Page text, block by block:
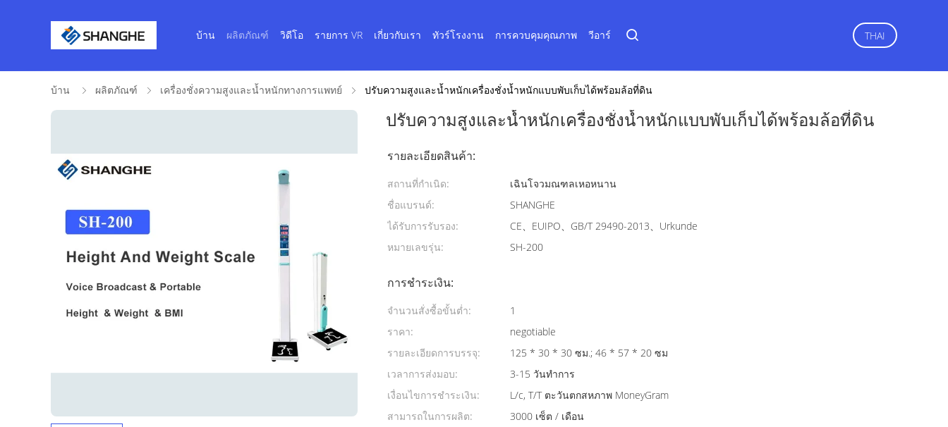
บ้าน ผลิตภัณฑ์ วิดีโอ รายการ VR เกี่ยวกับเรา ทัวร์โรงงาน การควบคุมคุณภาพ วีอาร์ THAI
บ้าน ผลิตภัณฑ์ เครื่องชั่งความสูงและน้ำหนักทางการแพทย์ ปรับความสูงและน้ำหนักเครื่องชั่งน้ำหนักแบบพับเก็บได้พร้อมล้อที่ดิน
ปรับความสูงและน้ำหนักเครื่องชั่งน้ำหนักแบบพับเก็บได้พร้อมล้อที่ดิน
รายละเอียดสินค้า:
สถานที่กำเนิด:
เฉินโจวมณฑลเหอหนาน
ชื่อแบรนด์:
SHANGHE
ได้รับการรับรอง:
CE、EUIPO、GB/T 29490-2013、Urkunde
หมายเลขรุ่น:
SH-200
การชำระเงิน:
จำนวนสั่งซื้อขั้นต่ำ:
1
ราคา:
negotiable
รายละเอียดการบรรจุ:
125 * 30 * 30 ซม.; 46 * 57 * 20 ซม
เวลาการส่งมอบ:
3-15 วันทำการ
เงื่อนไขการชำระเงิน:
L/c, T/T ตะวันตกสหภาพ MoneyGram
สามารถในการผลิต:
3000 เซ็ต / เดือน